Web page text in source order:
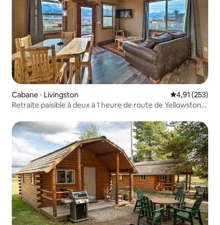
Cabane ⋅ Livingston Évaluation
4,91 (253)
Retraite paisible à deux à 1 heure de route de Yellowstone